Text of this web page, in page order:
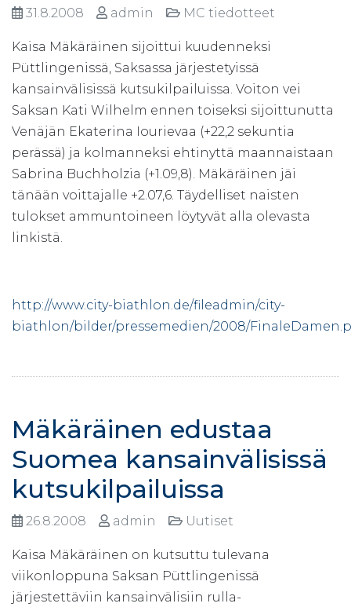
31.8.2008 admin MC tiedotteet
Kaisa Mäkäräinen sijoittui kuudenneksi
Püttlingenissä, Saksassa järjestetyissä
kansainvälisissä kutsukilpailuissa. Voiton vei
Saksan Kati Wilhelm ennen toiseksi sijoittunutta
Venäjän Ekaterina Iourievaa (+22,2 sekuntia
perässä) ja kolmanneksi ehtinyttä maannaistaan
Sabrina Buchholzia (+1.09,8). Mäkäräinen jäi
tänään voittajalle +2.07,6. Täydelliset naisten
tulokset ammuntoineen löytyvät alla olevasta
linkistä.
http://www.city-biathlon.de/fileadmin/city-
biathlon/bilder/pressemedien/2008/
Mäkäräinen edustaa
Suomea kansainvälisissä
kutsukilpailuissa
26.8.2008 admin Uutiset
Kaisa Mäkäräinen on kutsuttu tulevana
viikonloppuna Saksan Püttlingenissä
järjestettäviin kansainvälisiin rulla-